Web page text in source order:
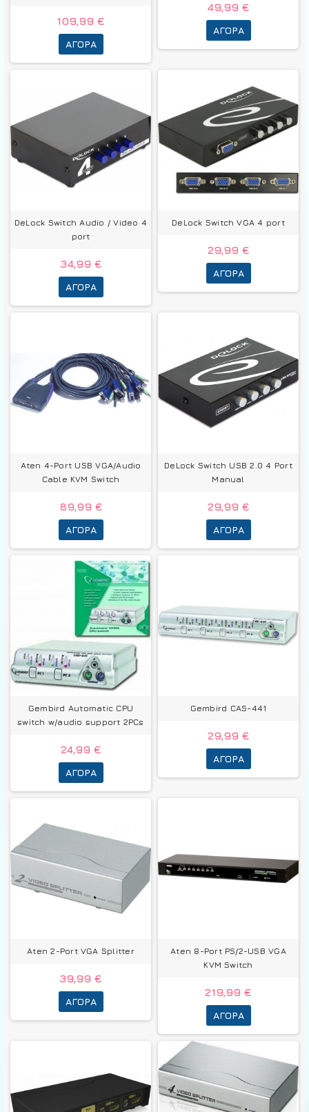
109,99 €
ΑΓΟΡΆ
49,99 €
ΑΓΟΡΆ
DeLock Switch Audio / Video 4
port
34,99 €
ΑΓΟΡΆ
DeLock Switch VGA 4 port
29,99 €
ΑΓΟΡΆ
Aten 4-Port USB VGA/Audio
Cable KVM Switch
89,99 €
ΑΓΟΡΆ
DeLock Switch USB 2.0 4 Port
Manual
29,99 €
ΑΓΟΡΆ
Gembird Automatic CPU
switch w/audio support 2PCs
24,99 €
ΑΓΟΡΆ
Gembird CAS-441
29,99 €
ΑΓΟΡΆ
Aten 2-Port VGA Splitter
39,99 €
ΑΓΟΡΆ
Aten 8-Port PS/2-USB VGA
KVM Switch
219,99 €
ΑΓΟΡΆ